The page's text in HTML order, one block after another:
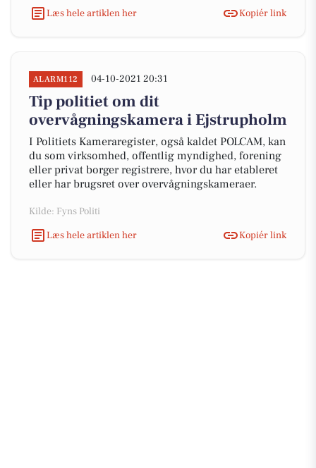
Læs hele artiklen her
Kopiér link
ALARM112 04-10-2021 20:31
Tip politiet om dit
overvågningskamera i Ejstrupholm
I Politiets Kameraregister, også kaldet POLCAM, kan
du som virksomhed, offentlig myndighed, forening
eller privat borger registrere, hvor du har etableret
eller har brugsret over overvågningskameraer.
Kilde: Fyns Politi
Læs hele artiklen her
Kopiér link